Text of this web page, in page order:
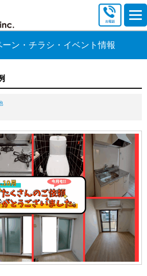
ン・チラシ・イベント情報